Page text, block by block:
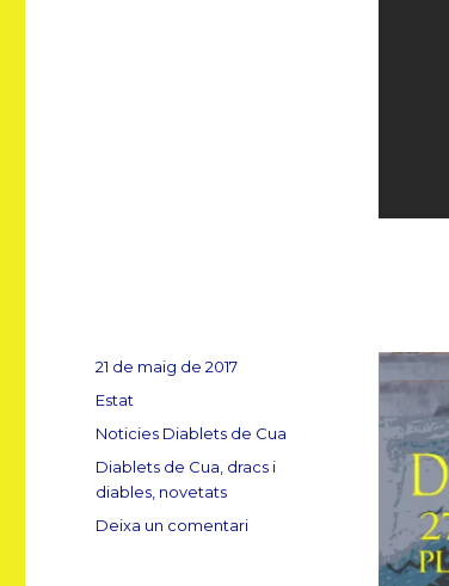
Publicat
el
21 de maig de 2017
Format
Estat
Categories
Noticies Diablets de Cua
Etiquetes
Diablets de Cua, dracs i
diables, novetats
Deixa un comentaria